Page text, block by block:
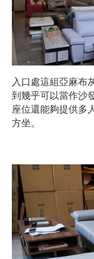
入口處這組亞麻布
到幾乎可以當作沙
座位還能夠提供多
方坐。